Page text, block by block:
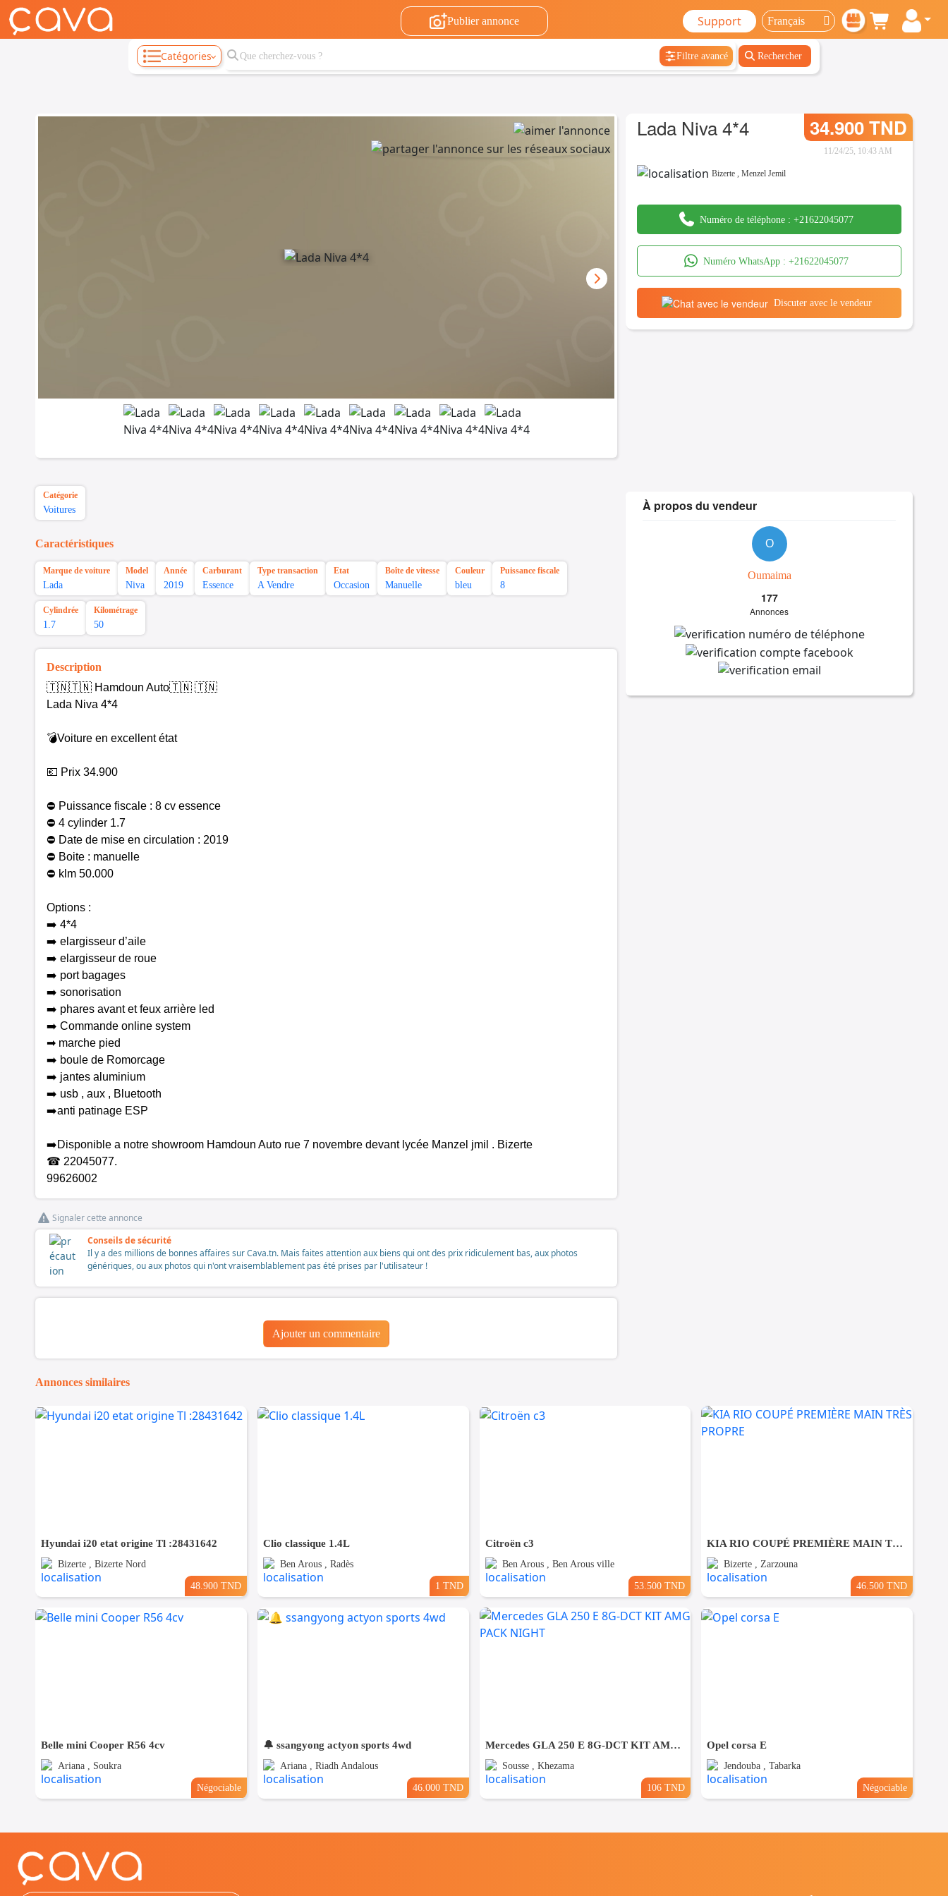
Publier annonce Support
Catégories Filtre avancé Rechercher
Lada Niva 4*4 34.900 TND
11/24/25, 10:43 AM
Bizerte ,Menzel Jemil
Numéro de téléphone :+21622045077
Numéro WhatsApp : +21622045077
Discuter avec le vendeur
Catégorie
Voitures
Caractéristiques
Marque de voiture
Lada
Model
Niva
Année
2019
Carburant
Essence
Type transaction
A Vendre
Etat
Occasion
Boîte de vitesse
Manuelle
Couleur
bleu
Puissance fiscale
8
Cylindrée
1.7
Kilométrage
50
Description
🇹🇳🇹🇳 Hamdoun Auto🇹🇳 🇹🇳
Lada Niva 4*4
💣Voiture en excellent état
💶 Prix 34.900
⛔ Puissance fiscale : 8 cv essence
⛔️ 4 cylinder 1.7
⛔ Date de mise en circulation : 2019
⛔ Boite : manuelle
⛔️ klm 50.000
Options :
➡️ 4*4
➡️ elargisseur d’aile
➡️ elargisseur de roue
➡️ port bagages
➡️ sonorisation
➡️ phares avant et feux arrière led
➡️ Commande online system
➡ marche pied
➡️ boule de Romorcage
➡️ jantes aluminium
➡️ usb , aux , Bluetooth
➡️anti patinage ESP
➡️Disponible a notre showroom Hamdoun Auto rue 7 novembre devant lycée Manzel jmil . Bizerte
☎ 22045077.
99626002
Signaler cette annonce
Conseils de sécurité
Il y a des millions de bonnes affaires sur Cava.tn. Mais faites attention aux biens qui ont des prix ridiculement bas, aux photos
génériques, ou aux photos qui n'ont vraisemblablement pas été prises par l'utilisateur !
Ajouter un commentaire
À propos du vendeur
O
Oumaima
177
Annonces
Annonces similaires
Hyundai i20 etat origine Tl :28431642
Bizerte , Bizerte Nord
48.900 TND
Clio classique 1.4L
Ben Arous , Radès
1 TND
Citroën c3
Ben Arous , Ben Arous ville
53.500 TND
KIA RIO COUPÉ PREMIÈRE MAIN TRÈS PROPRE
Bizerte , Zarzouna
46.500 TND
Belle mini Cooper R56 4cv
Ariana , Soukra
Négociable
🔔 ssangyong actyon sports 4wd
Ariana , Riadh Andalous
46.000 TND
Mercedes GLA 250 E 8G-DCT KIT AMG PACK NIGHT
Sousse , Khezama
106 TND
Opel corsa E
Jendouba , Tabarka
Négociable